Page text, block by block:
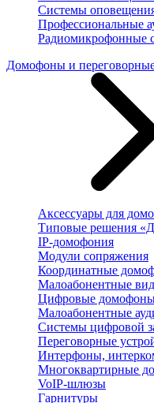
Системы
Профессиональные
Радиомикрофонные
Домофоны и переговорные
Аксессуары для
Типовые решения
IP-домофония
Модули сопряжения
Координатные
Малоабонентные
Цифровые
Малоабонентные
Системы цифровой
Переговорные
Интерфоны,
Многоквартирные
VoIP-шлюзы
Гарнитуры